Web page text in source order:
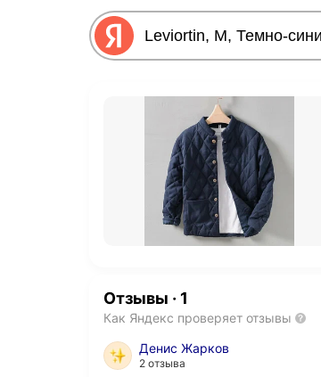
Отзывы · 1
Как Яндекс проверяет отзывы
Денис Жарков
2 отзыва